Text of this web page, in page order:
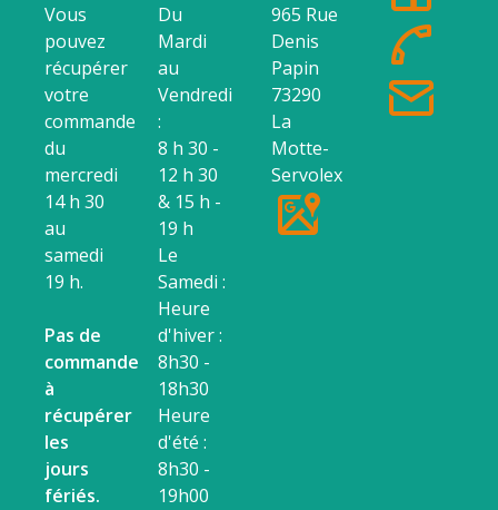
Vous
pouvez
récupérer
votre
commande
du
mercredi
14 h 30
au
samedi
19 h.
Pas de
commande
à
récupérer
les
jours
fériés.
Du
Mardi
au
Vendredi
:
8 h 30 -
12 h 30
& 15 h -
19 h
Le
Samedi :
Heure
d'hiver :
8h30 -
18h30
Heure
d'été :
8h30 -
19h00
965 Rue
Denis
Papin
73290
La
Motte-
Servolex